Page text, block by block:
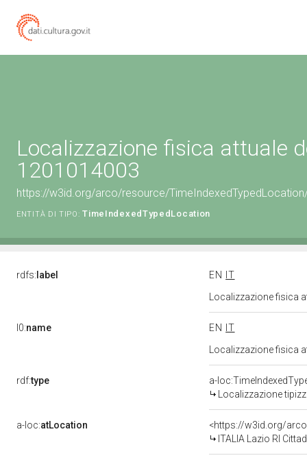
Localizzazione fisica attuale
1201014003
https://w3id.org/arco/resource/
ENTITÀ DI TIPO: TimeIndexedTypedLocation
rdfs: label EN
IT
Localizzazione fisica
l0:name EN
IT
Localizzazione fisica
rdf:type
a-
Localizzazione
a-loc:atLocation
<https://w3id.org/
ITALIA Lazio RI